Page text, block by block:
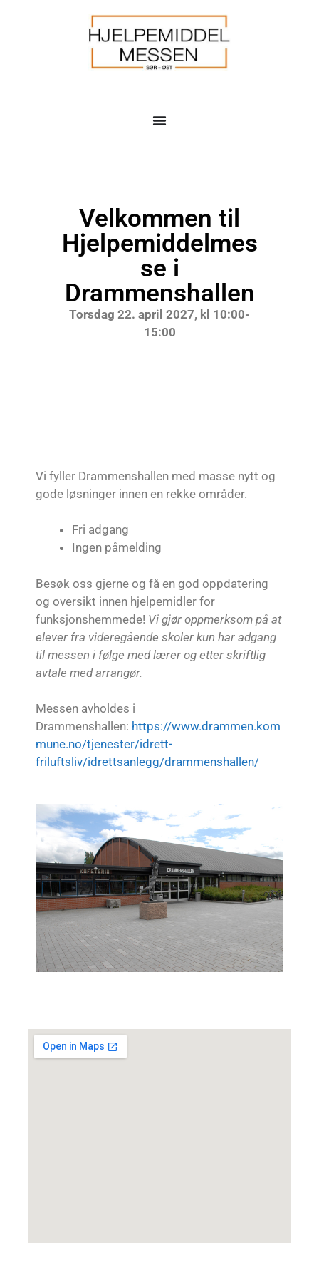
Velkommen til
Hjelpemiddelmes
se i
Drammenshallen
Torsdag 22. april 2027, kl 10:00-
15:00
Vi fyller Drammenshallen med masse nytt og
gode løsninger innen en rekke områder.
Fri adgang
Ingen påmelding
Besøk oss gjerne og få en god oppdatering
og oversikt innen hjelpemidler for
funksjonshemmede! Vi gjør oppmerksom på at
elever fra videregående skoler kun har adgang
til messen i følge med lærer og etter skriftlig
avtale med arrangør.
Messen avholdes i
Drammenshallen: https://www.drammen.kom
mune.no/tjenester/idrett-
friluftsliv/idrettsanlegg/drammenshallen/